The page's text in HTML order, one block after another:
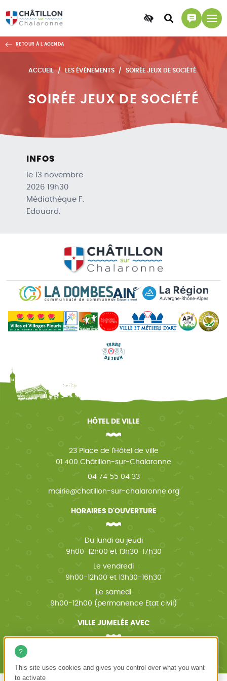
Accessibilité
Accéder
à
la
recherche
Accéder
à
page
contact
ACCUEIL LES ÉVÈNEMENTS SOIRÉE JEUX DE SOCIÉTÉ
SOIRÉE JEUX DE SOCIÉTÉ
RETOUR À L'AGENDA
INFOS
le 13 novembre
2026 19h30
Médiathèque F.
Edouard.
HÔTEL DE VILLE
23 Place de l'Hôtel de ville
01 400 Châtillon-sur-Chalaronne
04 74 55 04 33
mairie@chatillon-sur-chalaronne.org
HORAIRES D'OUVERTURE
Du lundi au jeudi
9h00-12h00 et 13h30-17h30
Le vendredi
9h00-12h00 et 13h30-16h30
Le samedi
9h00-12h00 (permanence Etat civil)
VILLE JUMELÉE AVEC
This site uses cookies and gives you control over what you want
to activate